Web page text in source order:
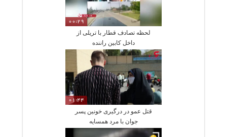
00:29
لحظه تصادف قطار با تریلی از
داخل کابین راننده
01:44
قتل عمو در درگیری خونین پسر
جوان با مرد همسایه